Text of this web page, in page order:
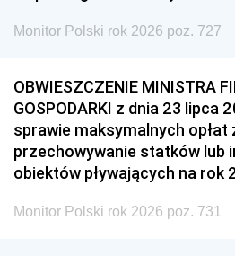
Monitor Polski rok 2026 poz. 727
OBWIESZCZENIE MINISTRA
GOSPODARKI z dnia 23 lipca
sprawie maksymalnych opłat
przechowywanie statków lub
obiektów pływających na rok
Monitor Polski rok 2026 poz. 731